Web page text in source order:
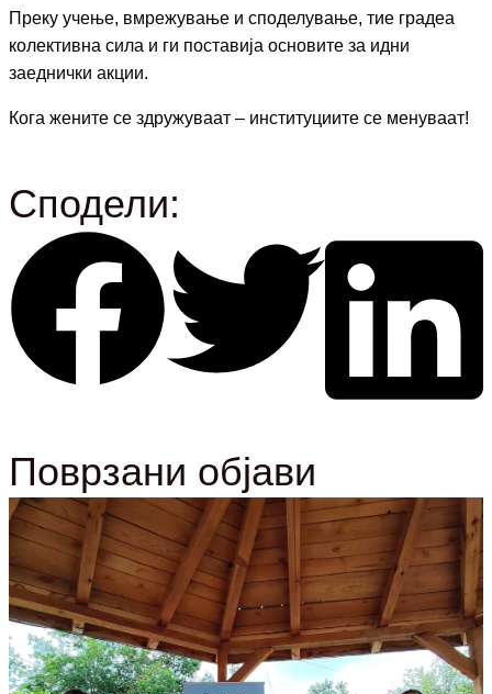
Преку учење, вмрежување и споделување, тие градеа
колективна сила и ги поставија основите за идни
заеднички акции.
Кога жените се здружуваат – институциите се менуваат!
Сподели:
Поврзани објави